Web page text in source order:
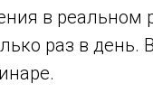
в реальном
раз в день.